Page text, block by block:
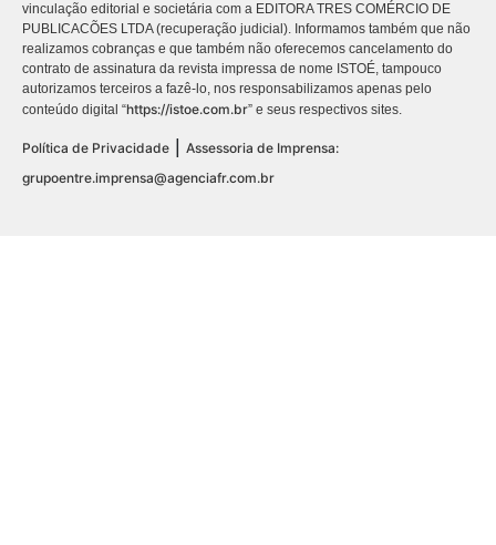
vinculação editorial e societária com a EDITORA TRES COMÉRCIO DE
PUBLICACÕES LTDA (recuperação judicial). Informamos também que não
realizamos cobranças e que também não oferecemos cancelamento do
contrato de assinatura da revista impressa de nome ISTOÉ, tampouco
autorizamos terceiros a fazê-lo, nos responsabilizamos apenas pelo
conteúdo digital “https://istoe.com.br” e seus respectivos sites.
Política de Privacidade
Assessoria de Imprensa:
grupoentre.imprensa@agenciafr.com.br